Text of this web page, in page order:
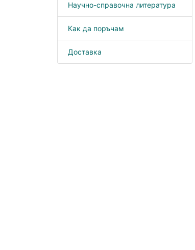
Научно-справочна литература
Как да поръчам
Доставка